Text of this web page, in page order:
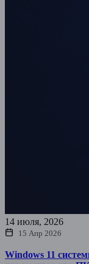
14 июля, 2026
15 Апр 2026
Windows 11